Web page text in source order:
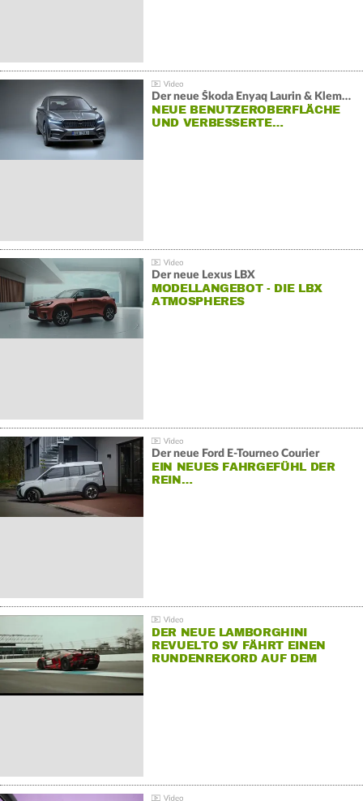
Der neue Škoda Enyaq Laurin & Klement
NEUE BENUTZEROBERFLÄCHE
UND VERBESSERTE…
Der neue Lexus LBX
MODELLANGEBOT - DIE LBX
ATMOSPHERES
Der neue Ford E-Tourneo Courier
EIN NEUES FAHRGEFÜHL DER
REIN…
DER NEUE LAMBORGHINI
REVUELTO SV FÄHRT EINEN
RUNDENREKORD AUF DEM